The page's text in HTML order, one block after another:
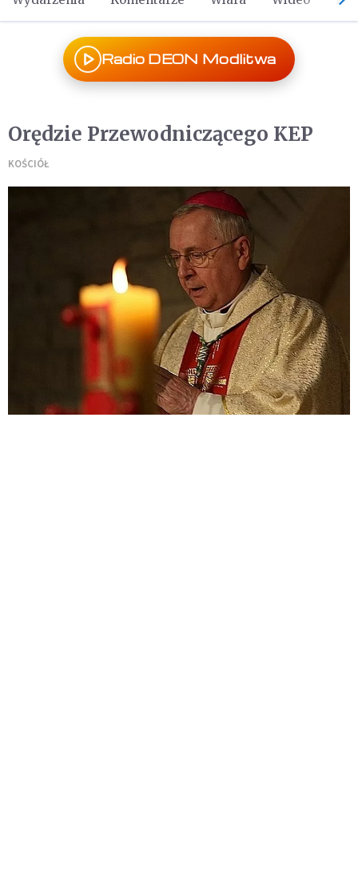
Radio DEON Modlitwa
Orędzie Przewodniczącego KEP
KOŚCIÓŁ